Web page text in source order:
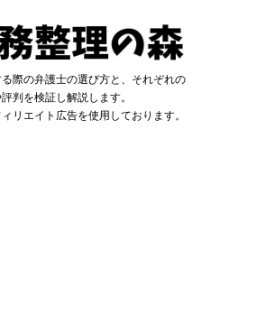
際の弁護士の選び方と、それぞれの
や評判を検証し解説します。
リエイト広告を使用しております。